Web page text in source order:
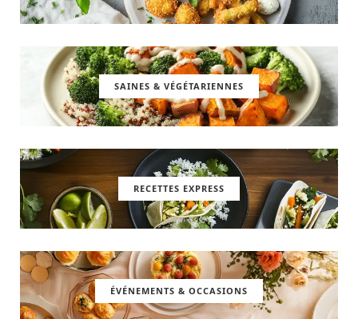
SAINES & VÉGÉTARIENNES
RECETTES EXPRESS
ÉVÉNEMENTS & OCCASIONS